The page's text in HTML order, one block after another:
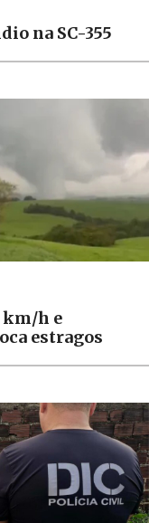
na SC-355
km/h e
estragos